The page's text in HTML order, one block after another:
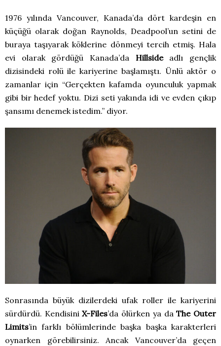
1976 yılında Vancouver, Kanada’da dört kardeşin en
küçüğü olarak doğan Raynolds, Deadpool’un setini de
buraya taşıyarak köklerine dönmeyi tercih etmiş. Hala
evi olarak gördüğü Kanada’da Hillsideadlı gençlik
dizisindeki rolü ile kariyerine başlamıştı. Ünlü aktör o
zamanlar için “Gerçekten kafamda oyunculuk yapmak
gibi bir hedef yoktu. Dizi seti yakında idi ve evden çıkıp
şansımı denemek istedim.” diyor.
Sonrasında büyük dizilerdeki ufak roller ile kariyerini
sürdürdü. KendisiniX-Files’da ölürken ya daThe Outer
Limits’in farklı bölümlerinde başka başka karakterleri
oynarken görebilirsiniz. Ancak Vancouver’da geçen